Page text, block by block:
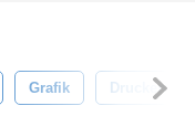
Grafik Drucken